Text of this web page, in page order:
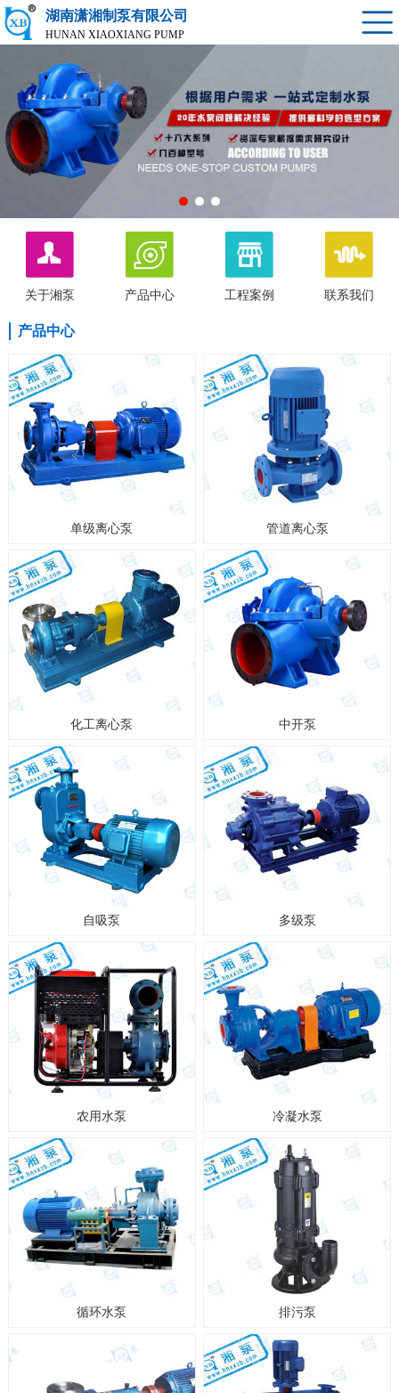
湖南潇湘制泵有限公司
HUNAN XIAOXIANG PUMP
关于湘泵 产品中心 工程案例 联系我们
产品中心
单级离心泵 管道离心泵
化工离心泵 中开泵
自吸泵 多级泵
农用水泵 冷凝水泵
循环水泵 排污泵